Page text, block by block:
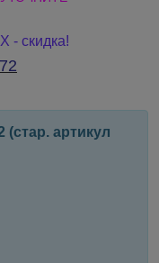
- скидка!
(стар. артикул